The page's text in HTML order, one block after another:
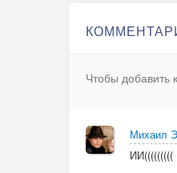
Чтобы добавить
Михаил
ИИ(((((((((